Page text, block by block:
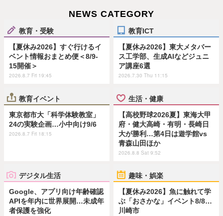
NEWS CATEGORY
教育・受験
【夏休み2026】すぐ行けるイ
ベント情報おまとめ便＜8/9-
15開催＞
2026.8.7 Fri 19:45
教育ICT
【夏休み2026】東大メタバー
ス工学部、生成AIなどジュニ
ア講座6選
2026.7.30 Thu 11:15
教育イベント
東京都市大「科学体験教室」
24の実験企画…小中向け9/6
2026.8.7 Fri 18:15
生活・健康
【高校野球2026夏】東海大甲
府・健大高崎・有明・長崎日
大が勝利…第4日は遊学館vs
青森山田ほか
2026.8.8 Sat 9:52
デジタル生活
Google、アプリ向け年齢確認
APIを年内に世界展開…未成年
者保護を強化
趣味・娯楽
【夏休み2026】魚に触れて学
ぶ「おさかな」イベント8/8…
川崎市